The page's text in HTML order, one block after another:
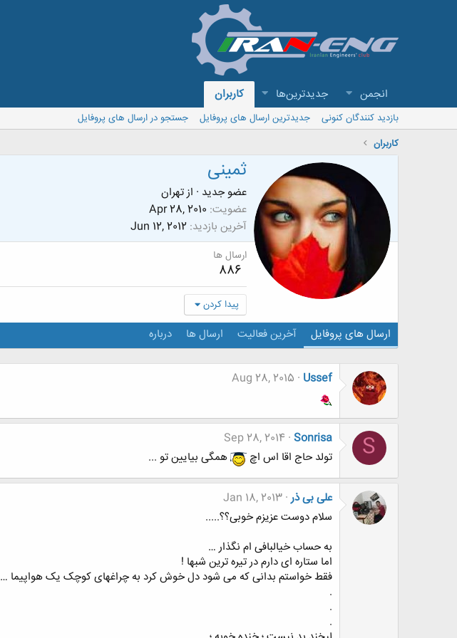
انجمن جدیدترین‌ها کاربران
بازدید کنندگان کنونی جدیدترین ارسال های پروفایل
جستجو در ارسال های پروفایل
کاربران
ثمینی
عضو جدید · ازتهران
عضویت Apr 28, 2010
آخرین بازدید Jun 12, 2012
ارسال ها
886
پیدا کردن
ارسال های پروفایل آخرین فعالیت ارسال ها درباره
Ussef
Aug 28, 2015
S
Sonrisa
Sep 28, 2014
تولد حاج اقا اس اچ
همگی بیایین تو ...
علی بی ذر Jan 18, 2013
سلام دوست عزیزم خوبی؟؟.....
به حساب خیالبافی ام نگذار …
اما ستاره ای دارم در تیره ترین شبها !
فقط خواستم بدانی که می شود دل خوش کرد به چراغهای کوچک یک هواپیما …
.
.
.